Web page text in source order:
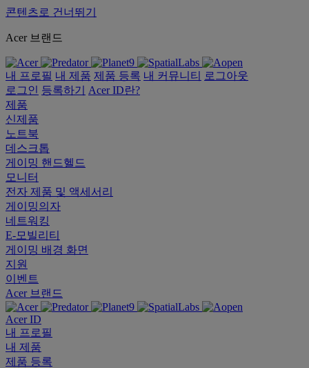
콘텐츠로 건너뛰기
Acer 브랜드
내 프로필 내 제품 제품 등록 내 커뮤니티
로그아웃
로그인
등록하기
Acer ID란?
제품
신제품
노트북
데스크톱
게이밍 핸드헬드
모니터
전자 제품 및 액세서리
게이밍의자
네트워킹
E-모빌리티
게이밍 배경 화면
지원
이벤트
Acer 브랜드
Acer ID
내 프로필
내 제품
제품 등록